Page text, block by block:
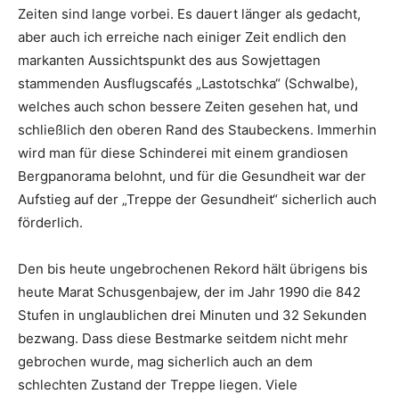
Zeiten sind lange vorbei. Es dauert länger als gedacht,
aber auch ich erreiche nach einiger Zeit endlich den
markanten Aussichtspunkt des aus Sowjettagen
stammenden Ausflugscafés „Lastotschka“ (Schwalbe),
welches auch schon bessere Zeiten gesehen hat, und
schließlich den oberen Rand des Staubeckens. Immerhin
wird man für diese Schinderei mit einem grandiosen
Bergpanorama belohnt, und für die Gesundheit war der
Aufstieg auf der „Treppe der Gesundheit“ sicherlich auch
förderlich.
Den bis heute ungebrochenen Rekord hält übrigens bis
heute Marat Schusgenbajew, der im Jahr 1990 die 842
Stufen in unglaublichen drei Minuten und 32 Sekunden
bezwang. Dass diese Bestmarke seitdem nicht mehr
gebrochen wurde, mag sicherlich auch an dem
schlechten Zustand der Treppe liegen. Viele